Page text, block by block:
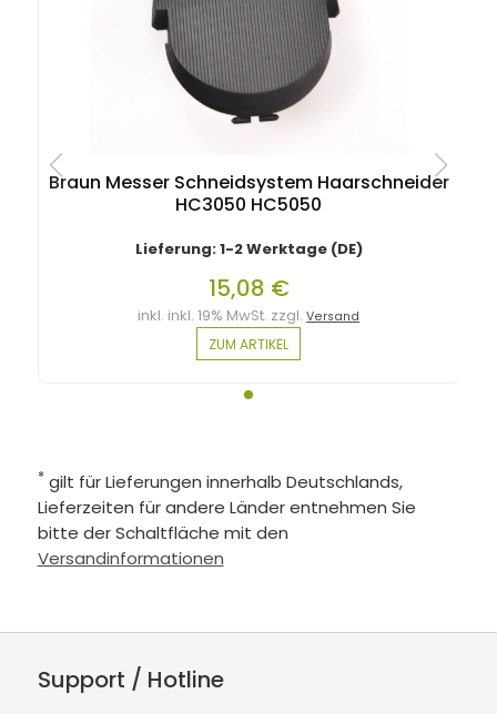
Braun Messer Schneidsystem Haarschneider
HC3050 HC5050
Lieferung: 1-2 Werktage (DE)
15,08 €
inkl. inkl. 19% MwSt. zzgl.Versand
ZUM ARTIKEL
* gilt für Lieferungen innerhalb Deutschlands,
Lieferzeiten für andere Länder entnehmen Sie
bitte der Schaltfläche mit den
Versandinformationen
Support / Hotline